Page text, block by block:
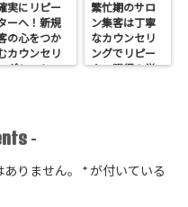
実にリピー
ーへ！新規
の心をつか
カウンセリ
グシートの
繁忙期のサロ
ン集客は丁寧
なカウンセリ
ングでリピー
ター獲得！覚
-
りません。 *が付いている